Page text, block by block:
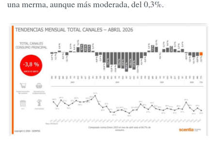
una merma, aunque más moderada, del 0,3%.